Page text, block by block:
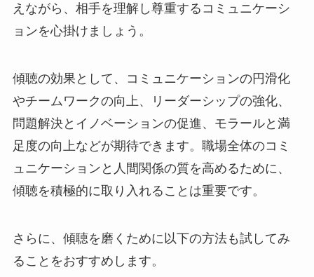
えながら、相手を理解し尊重するコミュニケーシ
ョンを心掛けましょう。
傾聴の効果として、コミュニケーションの円滑化
やチームワークの向上、リーダーシップの強化、
問題解決とイノベーションの促進、モラールと満
足度の向上などが期待できます。職場全体のコミ
ュニケーションと人間関係の質を高めるために、
傾聴を積極的に取り入れることは重要です。
さらに、傾聴を磨くために以下の方法も試してみ
ることをおすすめします。